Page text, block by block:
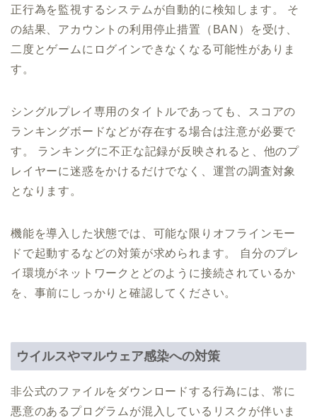
正行為を監視するシステムが自動的に検知します。 そ
の結果、アカウントの利用停止措置（BAN）を受け、
二度とゲームにログインできなくなる可能性がありま
す。
シングルプレイ専用のタイトルであっても、スコアの
ランキングボードなどが存在する場合は注意が必要で
す。 ランキングに不正な記録が反映されると、他のプ
レイヤーに迷惑をかけるだけでなく、運営の調査対象
となります。
機能を導入した状態では、可能な限りオフラインモー
ドで起動するなどの対策が求められます。 自分のプレ
イ環境がネットワークとどのように接続されているか
を、事前にしっかりと確認してください。
ウイルスやマルウェア感染への対策
非公式のファイルをダウンロードする行為には、常に
悪意のあるプログラムが混入しているリスクが伴いま